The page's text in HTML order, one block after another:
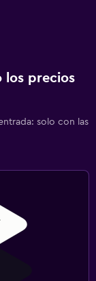
los precios
solo con las